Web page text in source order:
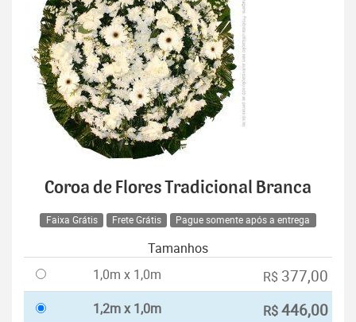
Coroa de Flores Tradicional Branca
Faixa Grátis Frete Grátis Pague somente após a entrega
Tamanhos
1,0m x 1,0m
R$ 377,00
1,2m x 1,0m R$446,00